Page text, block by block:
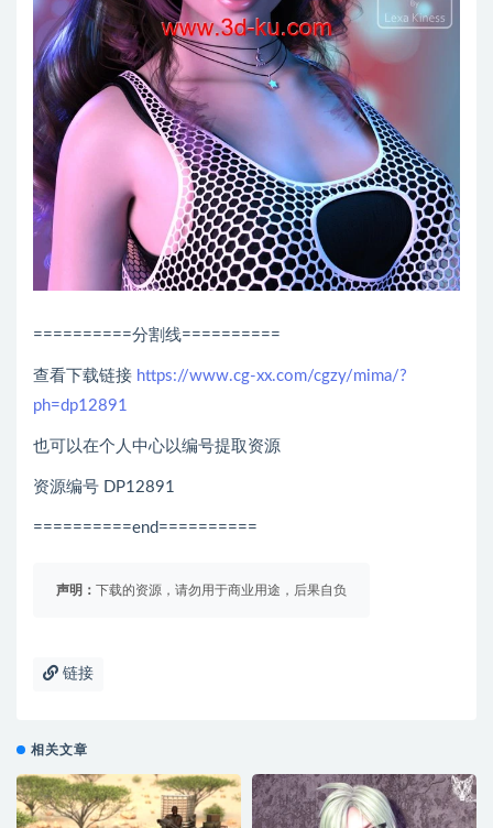
==========分割线==========
查看下载链接 https://www.cg-xx.com/cgzy/mima/?
ph=dp12891
也可以在个人中心以编号提取资源
资源编号 DP12891
==========end==========
声明： 下载的资源，请勿用于商业用途，后果自负
链接
相关文章